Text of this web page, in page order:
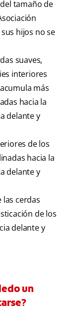
tamaño de
hijos no se
suaves,
interiores
más
hacia la
delante y
de los
hacia la
delante y
las cerdas
de los
delante y
un